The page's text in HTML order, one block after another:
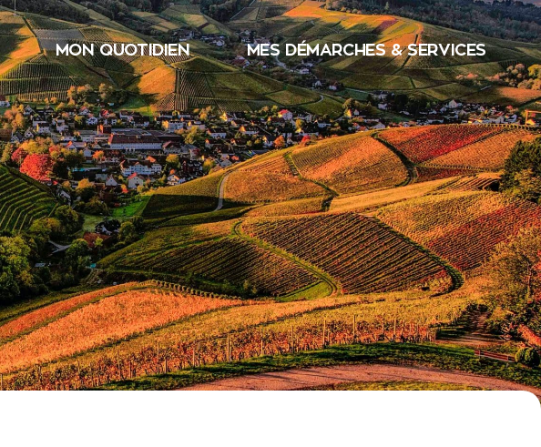
MON QUOTIDIEN MES DÉMARCHES & SERVICES